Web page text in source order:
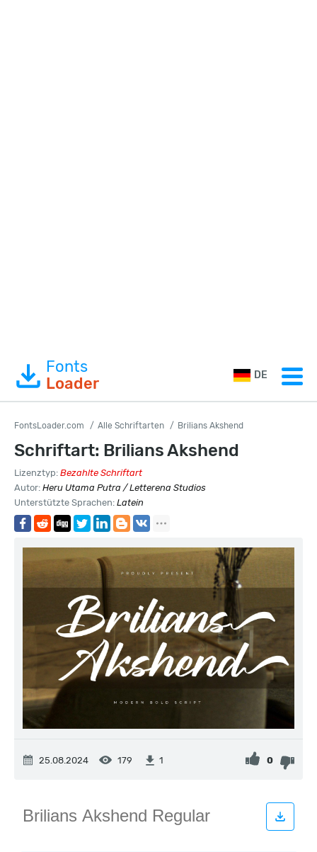
Fonts
Loader
DE
FontsLoader.com Alle Schriftarten Brilians Akshend
Schriftart: Brilians Akshend
Lizenztyp: Bezahlte Schriftart
Autor: Heru Utama Putra / Letterena Studios
Unterstützte Sprachen: Latein
25.08.2024 179 1 0